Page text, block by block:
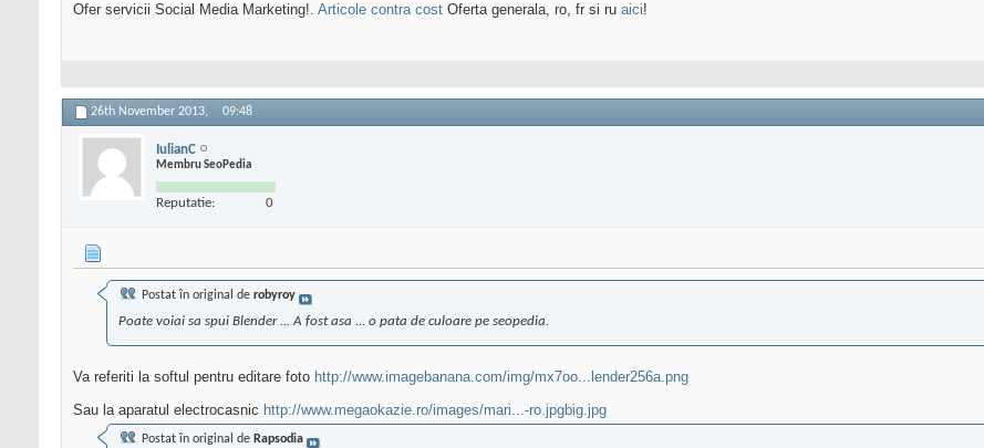
Ofer servicii Social Media Marketing!. Articole contra cost Oferta generala, ro, fr si ru aici!
26th November 2013, 09:48
IulianC
Membru SeoPedia
Reputatie: 0
Postat în original de robyroy
Poate voiai sa spui Blender ... A fost asa ... o pata de culoare pe seopedia.
Va referiti la softul pentru editare foto http://www.imagebanana.com/img/mx7oo...lender256a.png
Sau la aparatul electrocasnic http://www.megaokazie.ro/images/mari...-ro.jpgbig.jpg
Postat în original de Rapsodia